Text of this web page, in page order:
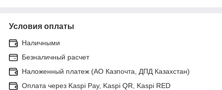
Условия оплаты
Наличными
Безналичный расчет
Наложенный платеж (АО Казпочта, ДПД Казахстан)
Оплата через Kaspi Pay, Kaspi QR, Kaspi RED